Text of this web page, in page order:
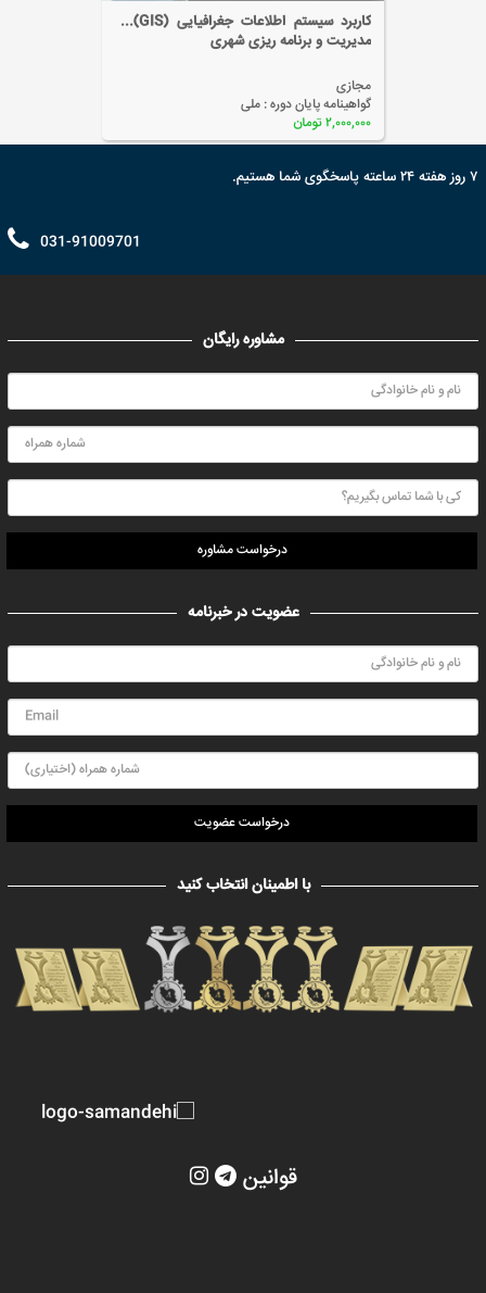
کاربرد سیستم اطلاعات جغرافیایی (GIS) در
و برنامه ریزی شهری
۷ روز هفته ۲۴ ساعته پاسخگوی شما هستیم.
031-91009701
مشاوره رایگان
درخواست مشاوره
عضویت در خبرنامه
درخواست عضویت
با اطمینان انتخاب کنید
قوانین